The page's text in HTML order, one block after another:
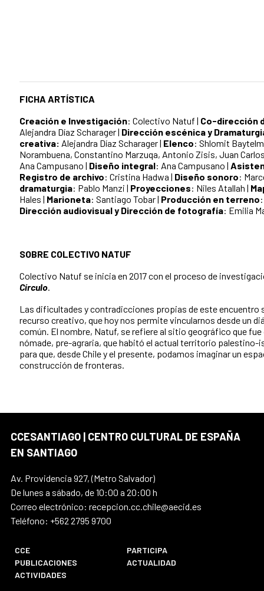
FICHA ARTÍSTICA
Creación e Investigación: Colectivo Natuf | Co-dirección
Alejandra Díaz Scharager | Dirección escénica y
creativa: Alejandra Díaz Scharager | Elenco: Shlomit
Norambuena, Constantino Marzuqa, Antonio Zisis, Juan
Ana Campusano | Diseño integral: Ana Campusano |
Registro de archivo: Cristina Hadwa | Diseño sonoro:
dramaturgia: Pablo Manzi | Proyecciones: Niles Atallah |
Hales | Marioneta: Santiago Tobar | Producción en terreno
Dirección audiovisual y Dirección de fotografía: Emilia
SOBRE COLECTIVO NATUF
Colectivo Natuf se inicia en 2017 con el proceso de
Círculo
Las dificultades y contradicciones propias de este encuentro
recurso creativo, que hoy nos permite vincularnos desde un
común. El nombre, Natuf, se refiere al sitio geográfico que
nómade, pre-agraria, que habitó el actual territorio palestino-
para que, desde Chile y el presente, podamos imaginar un
construcción de fronteras.
CCESANTIAGO | CENTRO CULTURAL DE ESPAÑA
EN SANTIAGO
Av. Providencia 927, (Metro Salvador)
De lunes a sábado, de 10:00 a 20:00 h
Correo electrónico: recepcion.cc.chile@aecid.es
Teléfono: +562 2795 9700
CCE
PARTICIPA
PUBLICACIONES
ACTUALIDAD
ACTIVIDADES